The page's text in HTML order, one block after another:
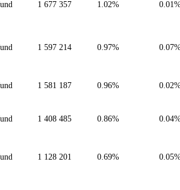
1 677 357 1.02%
1 597 214 0.97%
1 581 187 0.96%
1 408 485 0.86%
1 128 201 0.69%